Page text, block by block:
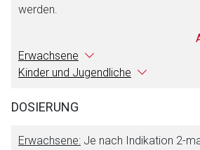
werden.
Erwachsene
Kinder und Jugendliche
DOSIERUNG
Erwachsene: Je nach Indikation 2-